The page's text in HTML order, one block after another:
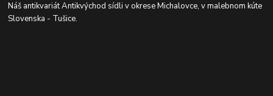
Náš antikvariát Antikvýchod sídli v okrese Michalovce, v malebnom kúte
Slovenska - Tušice.